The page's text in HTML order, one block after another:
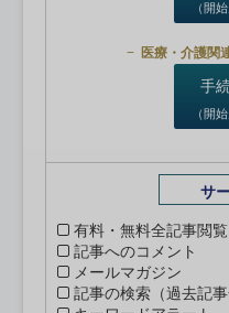
（開
医療・介護関
手
（開
サ
有料・無料全記事閲覧
記事へのコメント
メールマガジン
記事の検索（過去記事